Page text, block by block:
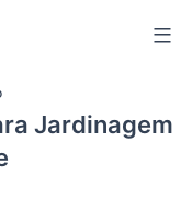
Jardinagem